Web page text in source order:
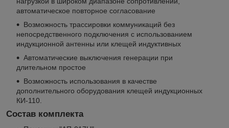
автоматическое повторное согласование
Возможность трассировки коммуникаций без
непосредственного подключения с использованием
индукционной антенны или клещей индуктивных
Автоматические выключения генерации при
длительном простое
Возможность использования в качестве
дополнительного оборудования клещей индукционных
КИ-110.
Состав комплекта